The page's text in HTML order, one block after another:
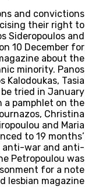
and convictions
their right to
Sideropoulos and
10 December for
about the
minority. Panos
Kalodoukas, Tasia
be tried in January
a pamphlet on the
Christina
and Maria
to 19 months’
war and anti-
Petropoulou was
for a note
lesbian magazine.